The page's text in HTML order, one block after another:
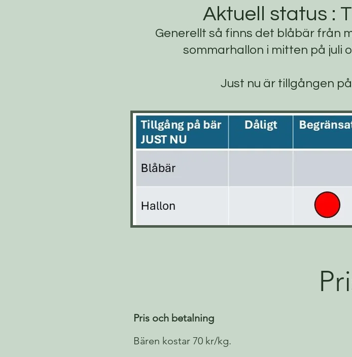
Aktuell status :
Generellt så finns det blåbär från
sommarhallon i mitten på juli
Just nu är tillgången
Pris och betalning
Bären kostar 70 kr/kg.